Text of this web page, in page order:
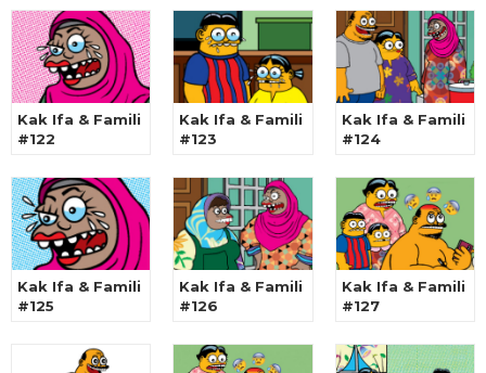
Kak Ifa & Famili
#122
Kak Ifa & Famili
#123
Kak Ifa & Famili
#124
Kak Ifa & Famili
#125
Kak Ifa & Famili
#126
Kak Ifa & Famili
#127